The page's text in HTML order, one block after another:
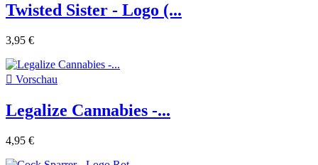
Twisted Sister - Logo (...
3,95 €
 Vorschau
Legalize Cannabies -...
4,95 €